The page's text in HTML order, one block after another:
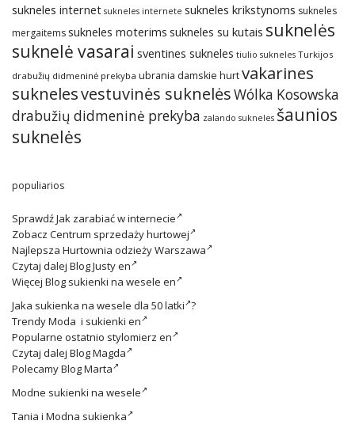
sukneles internet sukneles internete sukneles krikstynoms sukneles
mergaitemssukneles moterims sukneles su kutais suknelės
suknelė vasarai sventines sukneles tiulio sukneles Turkijos
drabužių didmeninė prekyba ubrania damskie hurtvakarines
suknelesvestuvinės suknelėsWólka Kosowska
drabužių didmeninė prekyba zalando sukneles šaunios
suknelės
populiarios
SprawdźJak zarabiać w internecie
Zobacz Centrum sprzedaży hurtowej
Najlepsza Hurtownia odzieży Warszawa
Czytaj dalej Blog Justy en
Więcej Blog sukienki na wesele en
Jaka sukienka na wesele dla 50 latki ?
TrendyModa i sukienki en
Popularne ostatnio stylomierz en
Czytaj dalej Blog Magda
PolecamyBlog Marta
Modne sukienki na wesele
Tania i Modna sukienka